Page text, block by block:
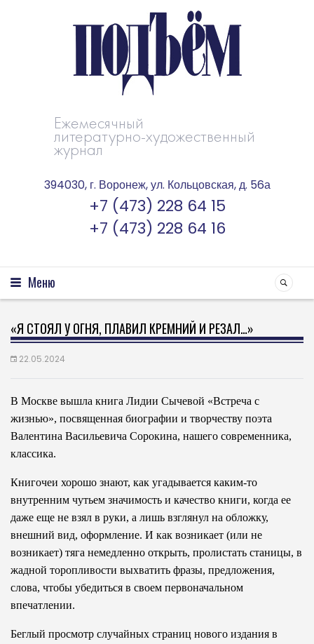
Ежемесячный
литературно-художественный
журнал
394030, г. Воронеж, ул. Кольцовская, д. 56а
+7 (473) 228 64 15
+7 (473) 228 64 16
Меню
«Я СТОЯЛ У ОГНЯ, ПЛАВИЛ КРЕМНИЙ И РЕЗАЛ…»
22.05.2024
В Москве вышла книга Лидии Сычевой «Встреча с
жизнью», посвященная биографии и твор­честву поэта
Валентина Васильевича Сорокина, нашего современника,
классика.
Книгочеи хорошо знают, как угадывается каким-то
внутренним чутьем значимость и качество книги, когда ее
даже еще не взял в руки, а лишь взглянул на обложку,
внешний вид, оформление. И как возникает (или не
возникает) тяга немедленно открыть, пролистать станицы, в
жадной торопливости выхватить фразы, предложения,
слова, чтобы убедиться в своем первоначальном
впечатлении.
Беглый просмотр случайных страниц нового издания в